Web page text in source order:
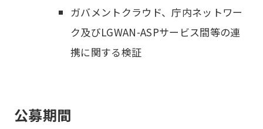
ガバメントクラウド、庁内ネットワー
ク及びLGWAN-ASPサービス間等の連
携に関する検証
公募期間